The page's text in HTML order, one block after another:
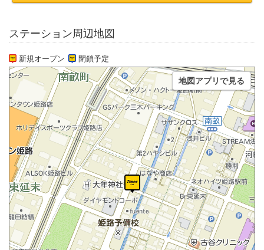
ステーション周辺地図
新規オープン 閉鎖予定
地図アプリで見る